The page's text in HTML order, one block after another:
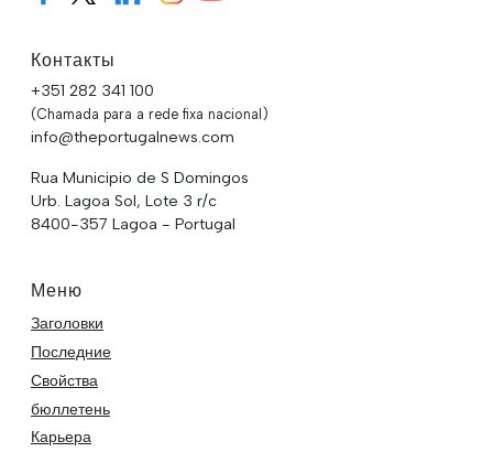
Контакты
+351 282 341 100
(Chamada para a rede fixa nacional)
info@theportugalnews.com
Rua Municipio de S Domingos
Urb. Lagoa Sol, Lote 3 r/c
8400-357 Lagoa - Portugal
Меню
Заголовки
Последние
Свойства
бюллетень
Карьера